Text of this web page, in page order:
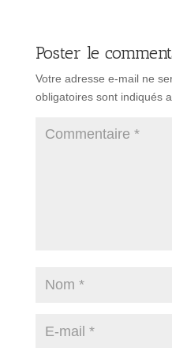
Poster le
Votre adresse e-mail ne
obligatoires sont indiqués